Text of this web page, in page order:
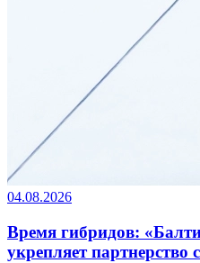
04.08.2026
Время гибридов:
укрепляет партнерство